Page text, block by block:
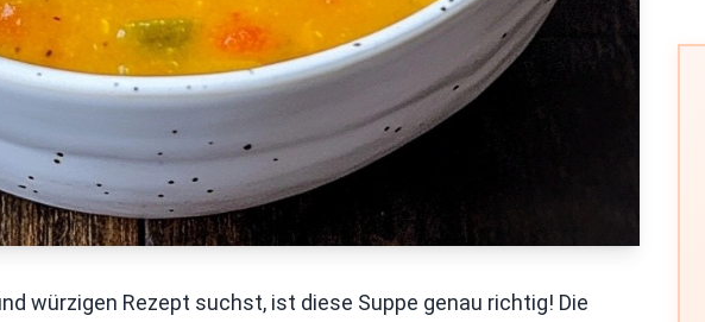
würzigen Rezept suchst, ist diese Suppe genau richtig! Die